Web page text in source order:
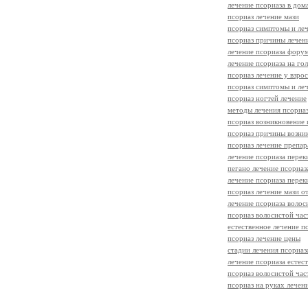
лечение псориаза в
псориаз лечение мази
псориаз симптомы и
псориаз причины
лечение псориаза
лечение псориаза на
псориаз лечение у
псориаз симптомы и
псориаз ногтей лечение
методы лечения
псориаз возникновение
псориаз причины
псориаз лечение
лечение псориаза
пегано лечение
лечение псориаза
псориаз лечение мази
лечение псориаза
псориаз волосистой
естественное лечение
псориаз лечение цены
стадии лечения
лечение псориаза
псориаз волосистой
псориаз на руках